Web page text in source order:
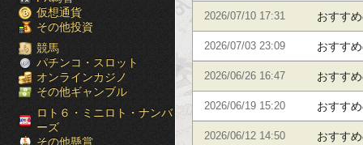
ン
テ
ナ
［ブ
仮想通貨
その他投資
競馬
パチンコ・スロット
オンラインカジノ
その他ギャンブル
ロト６・ミニロト・ナンバ
ーズ
その他懸賞
2026/07/10 17:31 おすす
2026/07/03 23:09 おすす
2026/06/26 16:47 おすす
2026/06/19 15:20 おすす
2026/06/12 14:50 おすす